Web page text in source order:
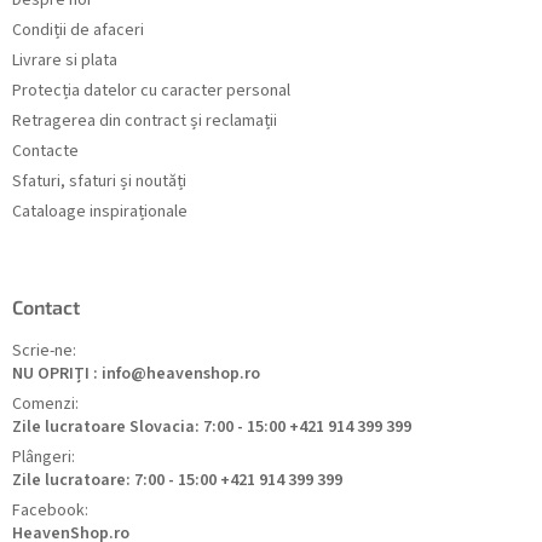
Condiții de afaceri
Livrare si plata
Protecția datelor cu caracter personal
Retragerea din contract și reclamații
Contacte
Sfaturi, sfaturi și noutăți
Cataloage inspiraționale
Contact
Scrie-ne:
NU OPRIȚI : info@heavenshop.ro
Comenzi:
Zile lucratoare Slovacia: 7:00 - 15:00 +421 914 399 399
Plângeri:
Zile lucratoare: 7:00 - 15:00 +421 914 399 399
Facebook:
HeavenShop.ro